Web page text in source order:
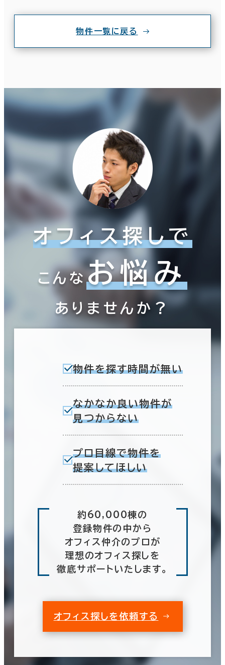
物件一覧に戻る
オフィス探しで
こんなお悩み
ありませんか？
物件を探す時間が無い
なかなか良い物件が
見つからない
プロ目線で物件を
提案してほしい
約60,000棟の
登録物件の中から
オフィス仲介のプロが
理想のオフィス探しを
徹底サポートいたします。
オフィス探しを依頼する